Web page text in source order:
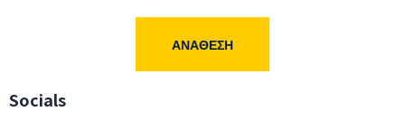
ΑΝΆΘΕΣΗ
Socials